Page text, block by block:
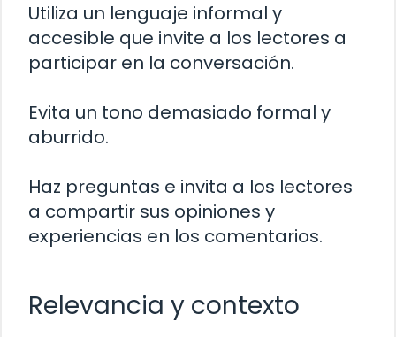
Utiliza un lenguaje informal y
accesible que invite a los lectores a
participar en la conversación.
Evita un tono demasiado formal y
aburrido.
Haz preguntas e invita a los lectores
a compartir sus opiniones y
experiencias en los comentarios.
Relevancia y contexto